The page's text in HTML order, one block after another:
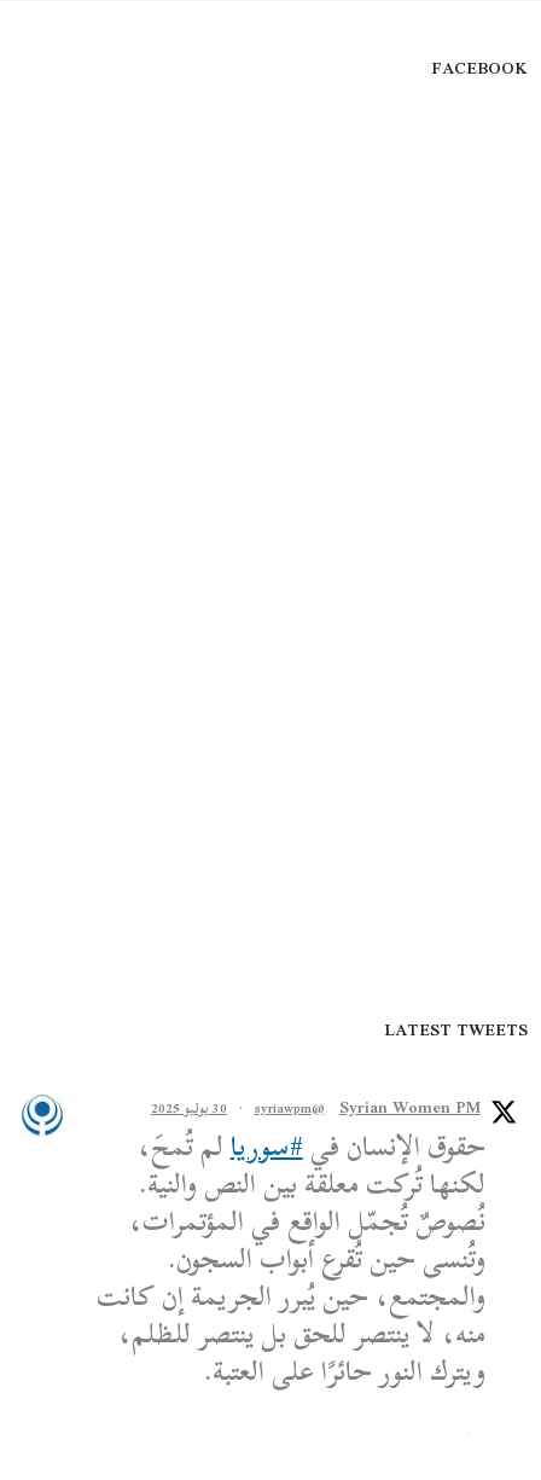
FACEBOOK
LATEST TWEETS
Syrian Women PM
@syriawpm
· 30 يوليو 2025
حقوق الإنسان في#سوريالم تُمحَ،
لكنها تُركت معلقة بين النص والنية.
نُصوصٌ تُجمّل الواقع في المؤتمرات،
وتُنسى حين تُقرع أبواب السجون.
والمجتمع، حين يُبرر الجريمة إن كانت
منه، لا ينتصر للحق بل ينتصر للظلم،
ويترك النور حائرًا على العتبة.
الكاتب: محمد الشماع